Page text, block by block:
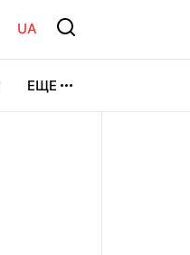
UA
ЕЩЕ